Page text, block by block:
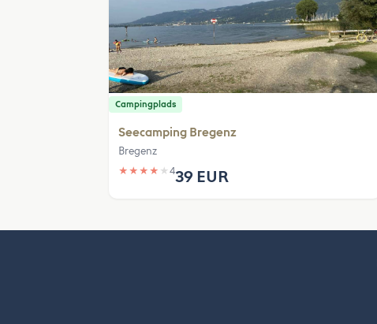
Campingplads
Seecamping Bregenz
Bregenz
★ ★ ★ ★ ★ 439 EUR